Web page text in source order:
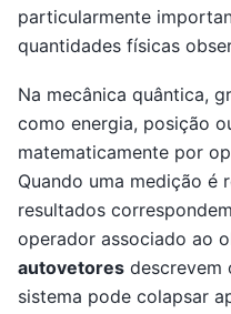
particularmente
quantidades físicas
Na mecânica quântica,
como energia, posição
matematicamente por
Quando uma medição é
resultados
operador associado ao
autovetores descrevem
sistema pode colapsar